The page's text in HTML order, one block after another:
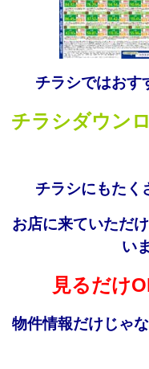
チラシではおす
チラシダウン
チラシにもたく
お店に来ていただ
い
見るだけ
物件情報だけじゃな